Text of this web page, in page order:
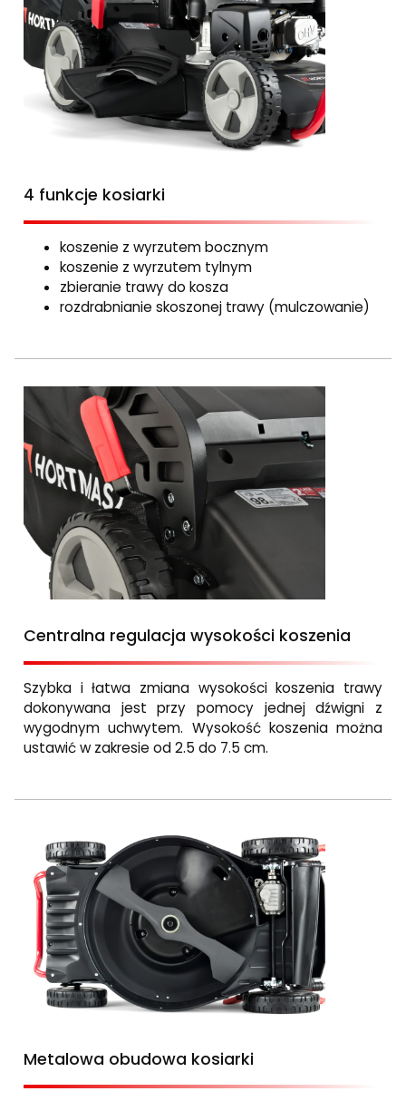
4 funkcje kosiarki
koszenie z wyrzutem bocznym
koszenie z wyrzutem tylnym
zbieranie trawy do kosza
rozdrabnianie skoszonej trawy (mulczowanie)
Centralna regulacja wysokości koszenia
Szybka i łatwa zmiana wysokości koszenia trawy
dokonywana jest przy pomocy jednej dźwigni z
wygodnym uchwytem. Wysokość koszenia można
ustawić w zakresie od 2.5 do 7.5 cm.
Metalowa obudowa kosiarki